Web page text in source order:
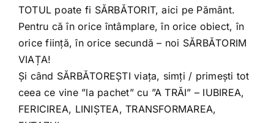
TOTUL poate fi SĂRBĂTORIT, aici pe Pământ.
Pentru că în orice întâmplare, în orice obiect, în
orice ființă, în orice secundă – noi SĂRBĂTORIM
VIAȚA!
Și când SĂRBĂTOREȘTI viața, simți / primești tot
ceea ce vine ”la pachet” cu ”A TRĂI” – IUBIREA,
FERICIREA, LINIȘTEA, TRANSFORMAREA,